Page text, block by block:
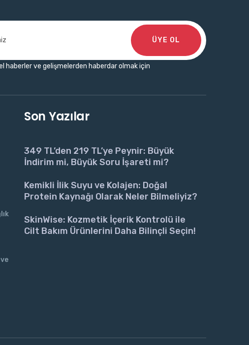
haberler ve gelişmelerden haberdar olmak için
ÜYE OL
Son Yazılar
349 TL’den 219 TL’ye Peynir: Büyük
İndirim mi, Büyük Soru İşareti mi?
Kemikli İlik Suyu ve Kolajen: Doğal
Protein Kaynağı Olarak Neler Bilmeliyiz?
SkinWise: Kozmetik İçerik Kontrolü ile
Cilt Bakım Ürünlerini Daha Bilinçli Seçin!